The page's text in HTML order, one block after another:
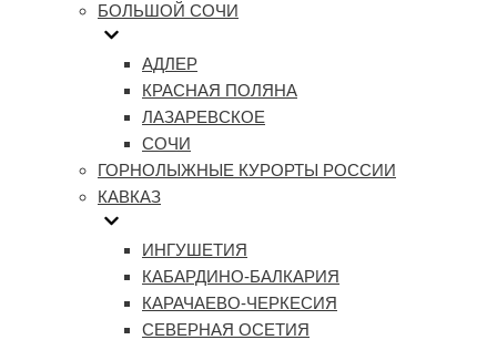
БОЛЬШОЙ СОЧИ
АДЛЕР
КРАСНАЯ ПОЛЯНА
ЛАЗАРЕВСКОЕ
СОЧИ
ГОРНОЛЫЖНЫЕ КУРОРТЫ РОССИИ
КАВКАЗ
ИНГУШЕТИЯ
КАБАРДИНО-БАЛКАРИЯ
КАРАЧАЕВО-ЧЕРКЕСИЯ
СЕВЕРНАЯ ОСЕТИЯ